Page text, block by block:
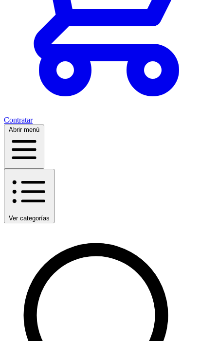
Contratar
Abrir menú
Ver categorías